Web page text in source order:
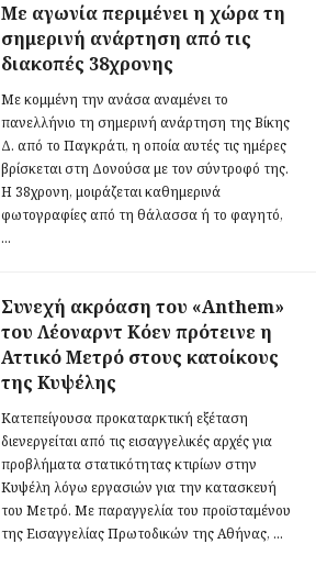
Με αγωνία περιμένει η χώρα τη
σημερινή ανάρτηση από τις
διακοπές 38χρονης
Με κομμένη την ανάσα αναμένει το
πανελλήνιο τη σημερινή ανάρτηση της Βίκης
Δ. από το Παγκράτι, η οποία αυτές τις ημέρες
βρίσκεται στη Δονούσα με τον σύντροφό της.
Η 38χρονη, μοιράζεται καθημερινά
φωτογραφίες από τη θάλασσα ή το φαγητό,
...
Συνεχή ακρόαση του «Anthem»
του Λέοναρντ Κόεν πρότεινε η
Αττικό Μετρό στους κατοίκους
της Κυψέλης
Κατεπείγουσα προκαταρκτική εξέταση
διενεργείται από τις εισαγγελικές αρχές για
προβλήματα στατικότητας κτιρίων στην
Κυψέλη λόγω εργασιών για την κατασκευή
του Μετρό. Με παραγγελία του προϊσταμένου
της Εισαγγελίας Πρωτοδικών της Αθήνας, ...